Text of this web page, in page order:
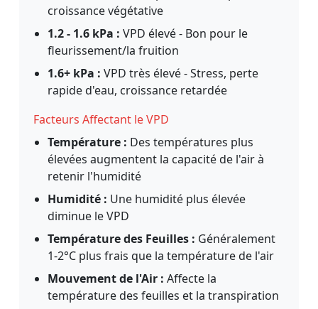
croissance végétative
1.2 - 1.6 kPa : VPD élevé - Bon pour le
fleurissement/la fruition
1.6+ kPa : VPD très élevé - Stress, perte
rapide d'eau, croissance retardée
Facteurs Affectant le VPD
Température : Des températures plus
élevées augmentent la capacité de l'air à
retenir l'humidité
Humidité : Une humidité plus élevée
diminue le VPD
Température des Feuilles : Généralement
1-2°C plus frais que la température de l'air
Mouvement de l'Air : Affecte la
température des feuilles et la transpiration